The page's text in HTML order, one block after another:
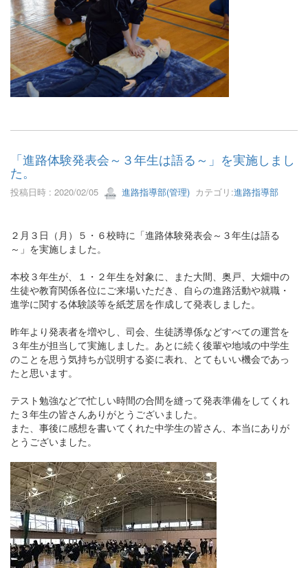
「進路体験発表会～３年生は語る～」を実施しまし
た。
投稿日時 : 2020/02/05 進路指導部(管理) カテゴリ:進路指導部
２月３日（月）５・６校時に「進路体験発表会～３年生は語る
～」を実施しました。
本校３年生が、１・２年生を対象に、また大間、奥戸、大畑中の
生徒や教育関係各位にご来場いただき、自らの進路活動や就職・
進学に関する体験談等を紙芝居を作成して発表しました。
昨年より発表者を増やし、司会、生徒誘導係などすべての運営を
３年生が担当して実施しました。あとに続く後輩や地域の中学生
のことを思う気持ちが説明する姿に表れ、とてもいい機会であっ
たと思います。
テスト勉強などで忙しい時間の合間を縫って発表準備をしてくれ
た３年生の皆さんありがとうございました。
また、事後に感想を書いてくれた中学生の皆さん、本当にありが
とうございました。